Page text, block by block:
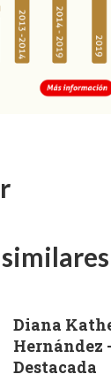
Diana
Hernández
Destacada